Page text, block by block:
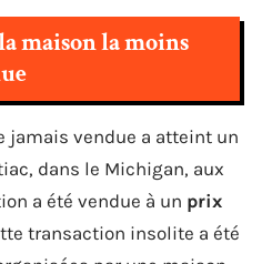
maison la moins
jamais vendue a atteint un
dans le Michigan, aux
a été vendue à un prix
transaction insolite a été